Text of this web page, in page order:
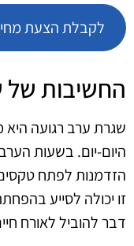
לקבלת הצעת
החשיבות של
שגרת ערב רגועה היא
היום-יום. בשעות
הזדמנות לפתח
זו יכולה לסייע
דבר להוביל לאורח